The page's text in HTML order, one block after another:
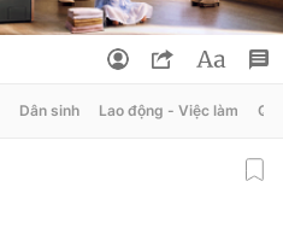
Dân sinh Lao động - Việc làm